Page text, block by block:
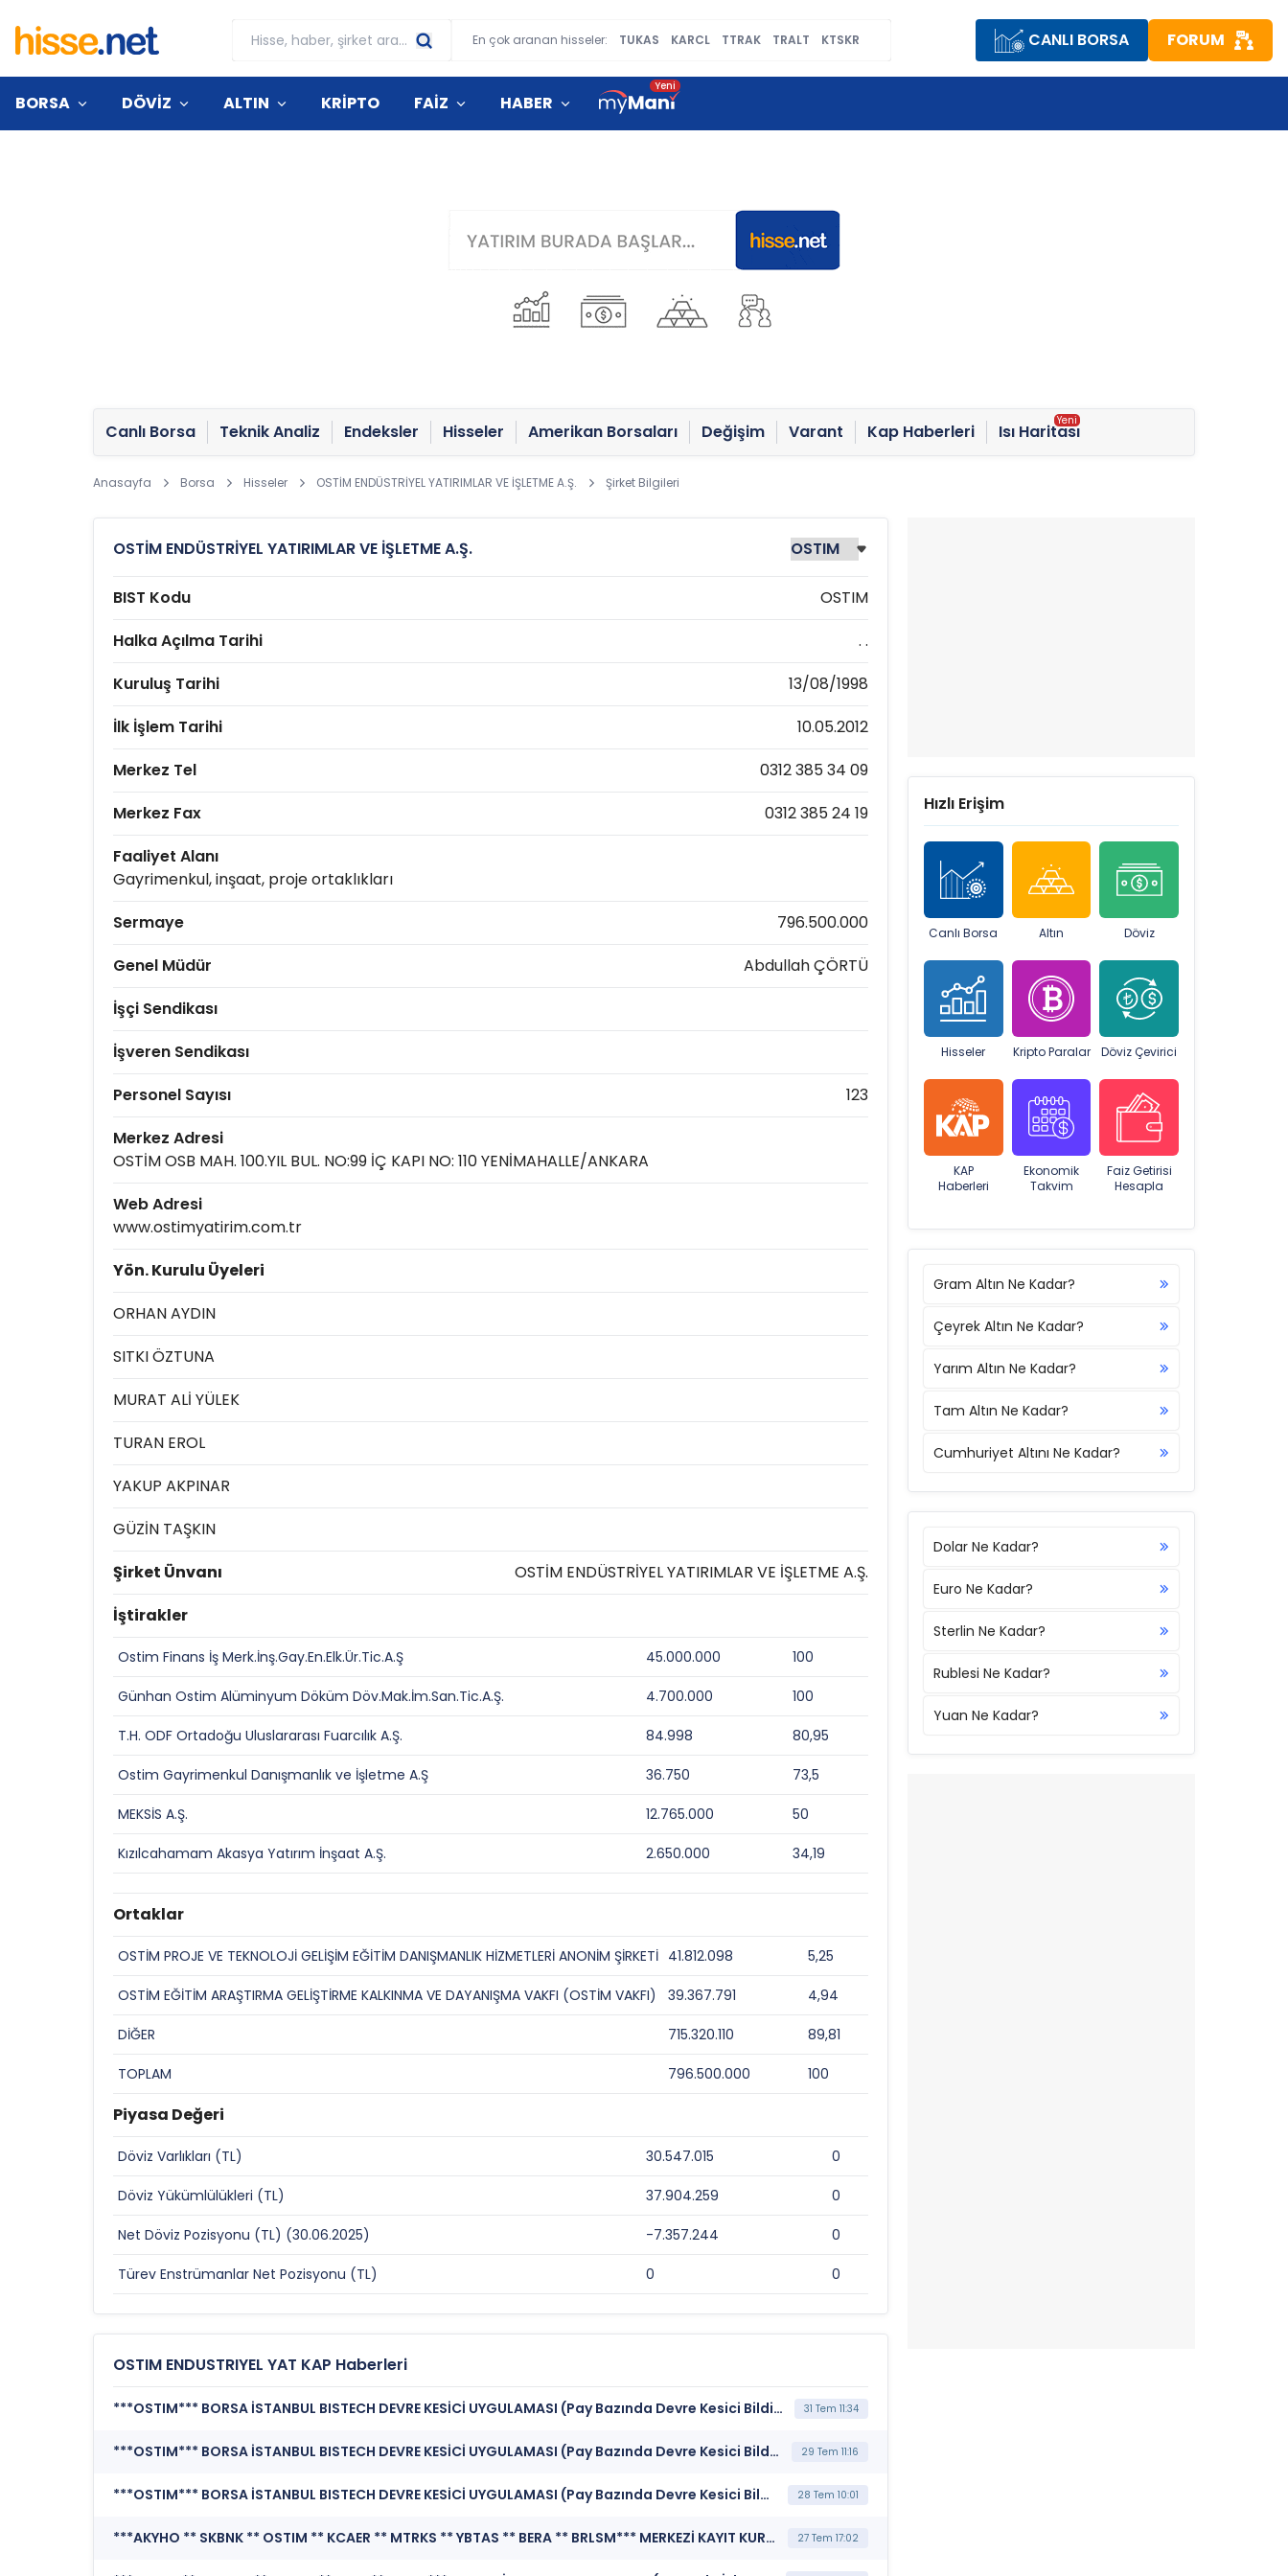
En çok aranan hisseler: TUKAS KARCL TTRAK TRALT KTSKR CANLI BORSA FORUM
BORSA DÖVİZ ALTIN KRİPTO FAİZ HABER
Canlı Borsa Teknik Analiz Endeksler Hisseler Amerikan Borsaları Değişim Varant Kap Haberleri Isı Haritası
Anasayfa Borsa Hisseler OSTİM ENDÜSTRİYEL YATIRIMLAR VE İŞLETME A.Ş. Şirket Bilgileri
OSTİM ENDÜSTRİYEL YATIRIMLAR VE İŞLETME A.Ş.
BIST Kodu
OSTIM
Halka Açılma Tarihi
. .
Kuruluş Tarihi
13/08/1998
İlk İşlem Tarihi
10.05.2012
Merkez Tel
0312 385 34 09
Merkez Fax
0312 385 24 19
Faaliyet Alanı
Gayrimenkul, inşaat, proje ortaklıkları
Sermaye
796.500.000
Genel Müdür
Abdullah ÇÖRTÜ
İşçi Sendikası
İşveren Sendikası
Personel Sayısı
123
Merkez Adresi
OSTİM OSB MAH. 100.YIL BUL. NO:99 İÇ KAPI NO: 110 YENİMAHALLE/ANKARA
Web Adresi
www.ostimyatirim.com.tr
Yön. Kurulu Üyeleri
ORHAN AYDIN
SITKI ÖZTUNA
MURAT ALİ YÜLEK
TURAN EROL
YAKUP AKPINAR
GÜZİN TAŞKIN
Şirket Ünvanı
OSTİM ENDÜSTRİYEL YATIRIMLAR VE İŞLETME A.Ş.
İştirakler
Ostim Finans İş Merk.İnş.Gay.En.Elk.Ür.Tic.A.Ş 45.000.000 100
Günhan Ostim Alüminyum Döküm Döv.Mak.İm.San.Tic.A.Ş. 4.700.000 100
T.H. ODF Ortadoğu Uluslararası Fuarcılık A.Ş. 84.998 80,95
Ostim Gayrimenkul Danışmanlık ve İşletme A.Ş 36.750 73,5
MEKSİS A.Ş. 12.765.000 50
Kızılcahamam Akasya Yatırım İnşaat A.Ş. 2.650.000 34,19
Ortaklar
OSTİM PROJE VE TEKNOLOJİ GELİŞİM EĞİTİM DANIŞMANLIK HİZMETLERİ ANONİM ŞİRKETİ 41.812.098 5,25
OSTİM EĞİTİM ARAŞTIRMA GELİŞTİRME KALKINMA VE DAYANIŞMA VAKFI (OSTİM VAKFI) 39.367.791 4,94
DİĞER 715.320.110 89,81
TOPLAM 796.500.000 100
Piyasa Değeri
Döviz Varlıkları (TL) 30.547.015 0
Döviz Yükümlülükleri (TL) 37.904.259 0
Net Döviz Pozisyonu (TL) (30.06.2025) -7.357.244 0
Türev Enstrümanlar Net Pozisyonu (TL) 0 0
OSTIM ENDUSTRIYEL YAT KAP Haberleri
***OSTIM*** BORSA İSTANBUL BISTECH DEVRE KESİCİ UYGULAMASI (Pay Bazında Devre Kesici Bildirimi) 31 Tem 11:34
***OSTIM*** BORSA İSTANBUL BISTECH DEVRE KESİCİ UYGULAMASI (Pay Bazında Devre Kesici Bildirimi) 29 Tem 11:16
***OSTIM*** BORSA İSTANBUL BISTECH DEVRE KESİCİ UYGULAMASI (Pay Bazında Devre Kesici Bildirimi) 28 Tem 10:01
***AKYHO ** SKBNK ** OSTIM ** KCAER ** MTRKS ** YBTAS ** BERA ** BRLSM*** MERKEZİ KAYIT KURULUŞU A.Ş. (Borsada İşlem Gören Tipe Dönüşüm Duyurusu) 27 Tem 17:02
Hızlı Erişim
Canlı Borsa Altın Döviz
Hisseler Kripto Paralar Döviz Çevirici
KAP
Haberleri
Ekonomik
Takvim
Faiz Getirisi
Hesapla
Gram Altın Ne Kadar?
Çeyrek Altın Ne Kadar?
Yarım Altın Ne Kadar?
Tam Altın Ne Kadar?
Cumhuriyet Altını Ne Kadar?
Dolar Ne Kadar?
Euro Ne Kadar?
Sterlin Ne Kadar?
Rublesi Ne Kadar?
Yuan Ne Kadar?